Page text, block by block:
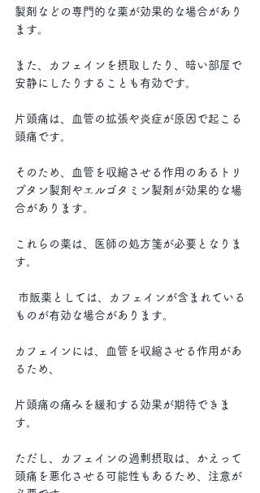
製剤などの専門的な薬が効果的な場合があり
ます。
また、カフェインを摂取したり、暗い部屋で
安静にしたりすることも有効です。
片頭痛は、血管の拡張や炎症が原因で起こる
頭痛です。
そのため、血管を収縮させる作用のあるトリ
プタン製剤やエルゴタミン製剤が効果的な場
合があります。
これらの薬は、医師の処方箋が必要となりま
す。
ものが有効な場合があります。
カフェインには、血管を収縮させる作用があ
るため、
片頭痛の痛みを緩和する効果が期待できま
す。
ただし、カフェインの過剰摂取は、かえって
頭痛を悪化させる可能性もあるため、注意が